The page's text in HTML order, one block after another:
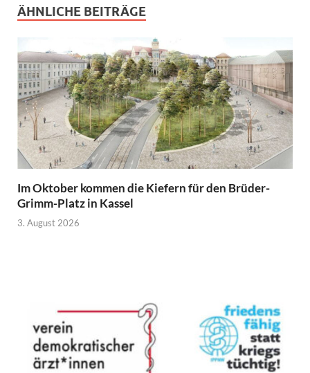
ÄHNLICHE BEITRÄGE
Im Oktober kommen die Kiefern für den Brüder-
Grimm-Platz in Kassel
3. August 2026